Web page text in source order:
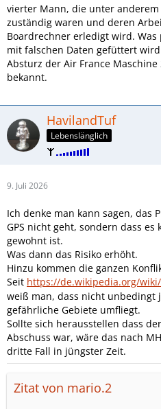
vierter Mann, die unter
zuständig waren und deren
Boardrechner erledigt wird.
mit falschen Daten gefüttert
Absturz der Air France
bekannt.
HavilandTuf
Lebenslänglich
9. Juli 2026
Ich denke man kann sagen, das
GPS nicht geht, sondern dass
gewohnt ist.
Was dann das Risiko erhöht.
Hinzu kommen die ganzen
Seit https://de.wikipedia.org/
weiß man, dass nicht unbedingt
gefährliche Gebiete umfliegt.
Sollte sich herausstellen dass
Abschuss war, wäre das nach
dritte Fall in jüngster Zeit.
Zitat von mario.2